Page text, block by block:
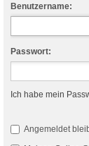
Benutzername:
Passwort:
Ich habe mein
Angemeldet